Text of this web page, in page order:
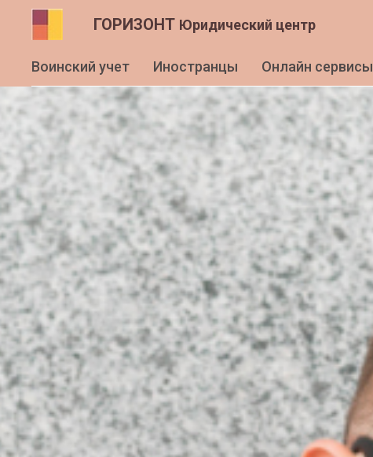
ГОРИЗОНТ Юридический центр
Воинский учет
Иностранцы Онлайн сервисы